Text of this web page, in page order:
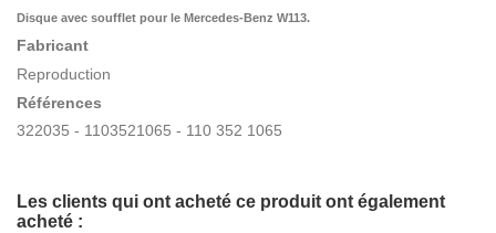
Disque avec soufflet pour le Mercedes-Benz W113.
Fabricant
Reproduction
Références
322035 - 1103521065 - 110 352 1065
Les clients qui ont acheté ce produit ont également
acheté :